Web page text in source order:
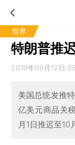
世界
特朗普推
2019年09月12日
美国总统发推
亿美元商品关
月1日推迟至10